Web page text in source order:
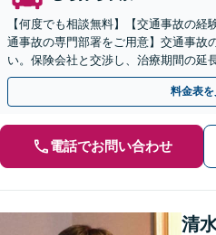
【何度でも相談無料】【交通事故の
通事故の専門部署をご用意】交通事故
い。保険会社と交渉し、治療期間の延
す。後遺障害の等級認定の手続きなど
料金表を
電話でお問い合わせ
清